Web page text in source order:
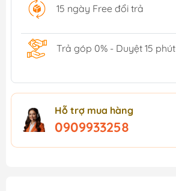
15 ngày Free đổi trả
Trả góp 0% - Duyệt 15 phút
Hỗ trợ mua hàng
0909933258